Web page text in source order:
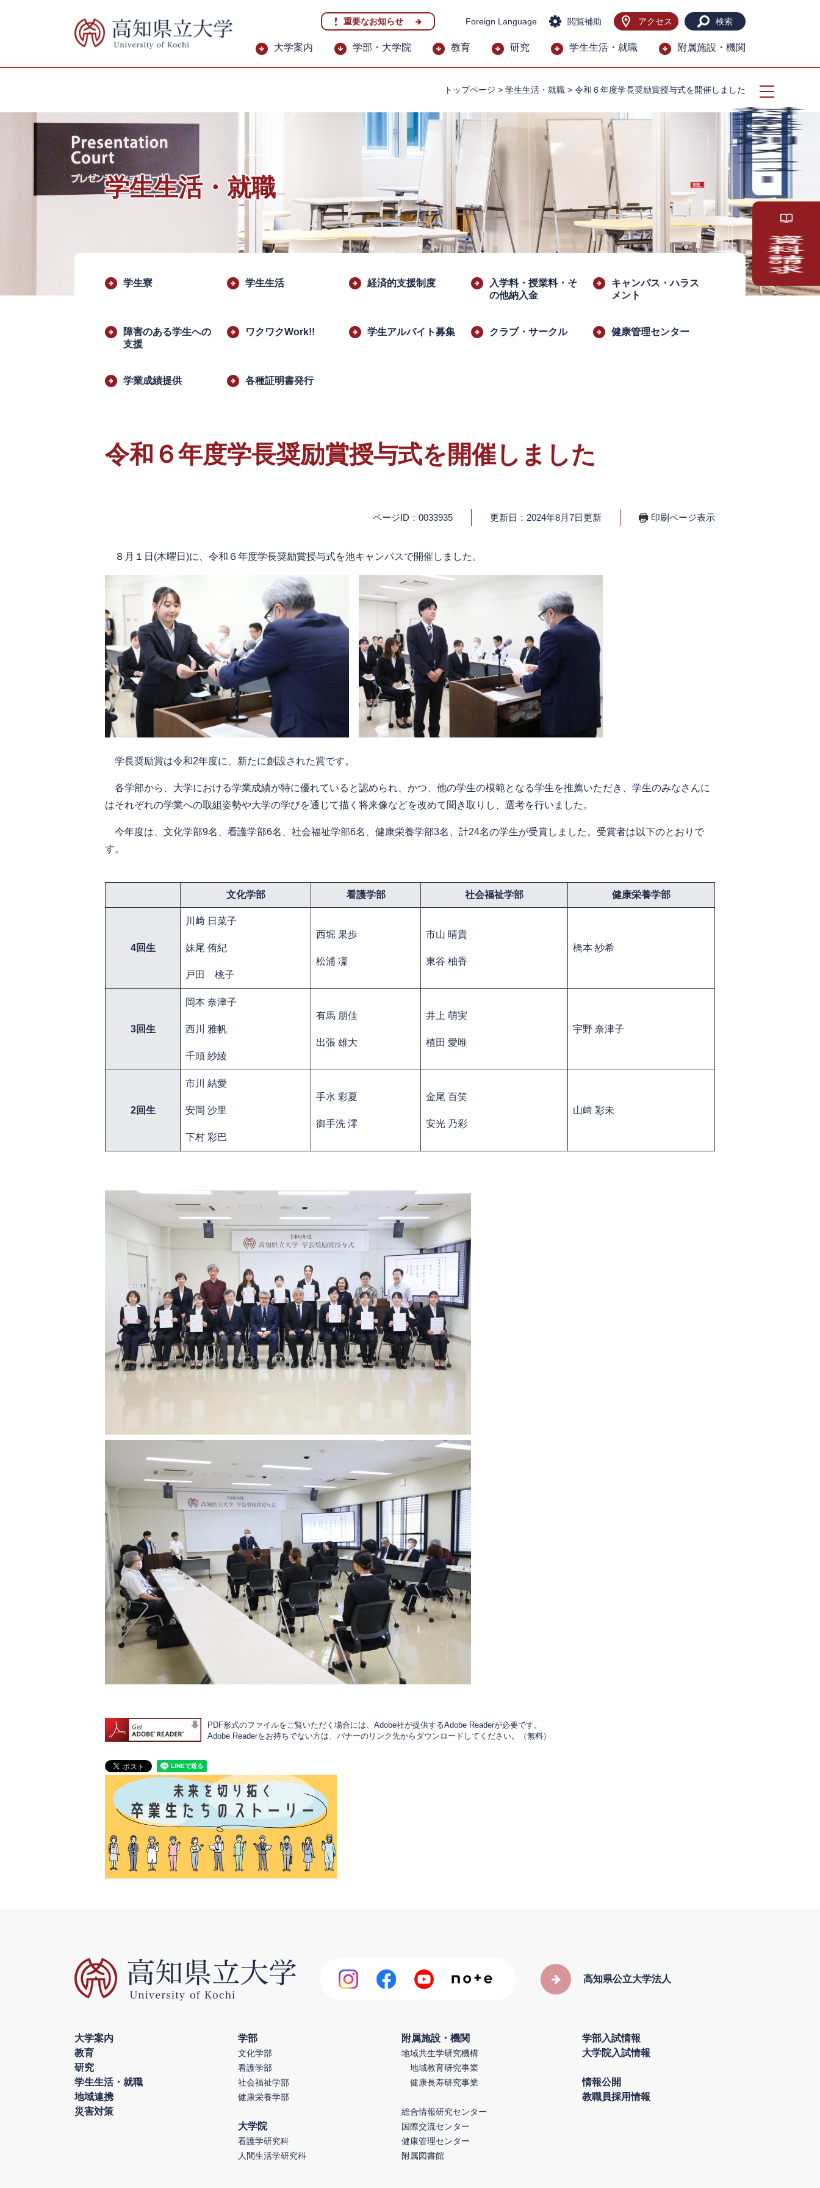
先
を
重要なお知らせ Foreign Language 閲覧補助 アクセス 検索
大学案内 学部・大学院 教育 研究 学生生活・就職 附属施設・機関
トップページ > 学生生活・就職 > 令和６年度学長奨励賞授与式を開催しました
学生生活・就職
本
学生寮
学生生活 経済的支援制度
入学料・授業料・そ
の他納入金
キャンパス・ハラス
メント
障害のある学生への
支援
ワクワクWork!! 学生アルバイト募集 クラブ・サークル 健康管理センター
学業成績提供 各種証明書発行
令和６年度学長奨励賞授与式を開催しました
ページID：0033935 更新日：2024年8月7日更新 印刷ページ表示
８月１日(木曜日)に、令和６年度学長奨励賞授与式を池キャンパスで開催しました。
学長奨励賞は令和2年度に、新たに創設された賞です。
各学部から、大学における学業成績が特に優れていると認められ、かつ、他の学生の模範となる学生を推薦いただき、学生のみなさんに
はそれぞれの学業への取組姿勢や大学の学びを通じて描く将来像などを改めて聞き取りし、選考を行いました。
今年度は、文化学部9名、看護学部6名、社会福祉学部6名、健康栄養学部3名、計24名の学生が受賞しました。受賞者は以下のとおりで
す。
文化学部 看護学部 社会福祉学部 健康栄養学部
4回生
​川﨑 日菜子
妹尾 侑紀
戸田 桃子
​西堀 果歩
松浦 凜
市山 晴貴
東谷 柚香
​橋本 紗希
3回生
​岡本 奈津子
西川 雅帆
千頭 紗綾
有馬 朋佳
出張 雄大
​井上 萌実
植田 愛唯
​宇野 奈津子
2回生
​市川 結愛
安岡 沙里
下村 彩巴
手水 彩夏
御手洗 澪
​金尾 百笑
安光 乃彩
​山﨑 彩未
PDF形式のファイルをご覧いただく場合には、Adobe社が提供するAdobe Readerが必要です。
Adobe Readerをお持ちでない方は、バナーのリンク先からダウンロードしてください。（無料）
高知県公立大学法人
大学案内
教育
研究
学生生活・就職
地域連携
災害対策
学部
文化学部
看護学部
社会福祉学部
健康栄養学部
大学院
看護学研究科
人間生活学研究科
附属施設・機関
地域共生学研究機構
地域教育研究事業
健康長寿研究事業
総合情報研究センター
国際交流センター
健康管理センター
附属図書館
学部入試情報
大学院入試情報
情報公開
教職員採用情報